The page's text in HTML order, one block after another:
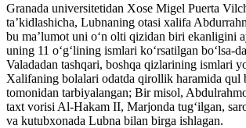
Granada universitetidan Xose Migel Puerta
taʼkidlashicha, Lubnaning otasi xalifa
bu maʼlumot uni oʻn olti qizidan biri ekanligini
uning 11 oʻgʻlining ismlari koʻrsatilgan boʻlsa-
Valadadan tashqari, boshqa qizlarining ismlari
Xalifaning bolalari odatda qirollik haramida qul
tomonidan tarbiyalangan; Bir misol,
taxt vorisi Al-Hakam II, Marjonda tugʻilgan,
va kutubxonada Lubna bilan birga ishlagan.